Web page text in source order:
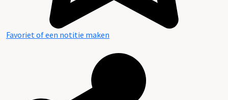
Favoriet of een notitie maken